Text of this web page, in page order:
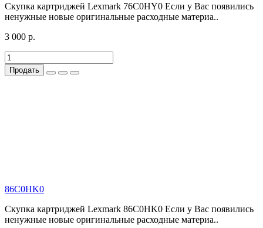
Скупка картриджей Lexmark 76C0НY0 Если у Вас появились
ненужные новые оригинальные расходные материа..
3 000 р.
Продать
86C0HK0
Скупка картриджей Lexmark 86C0HK0 Если у Вас появились
ненужные новые оригинальные расходные материа..